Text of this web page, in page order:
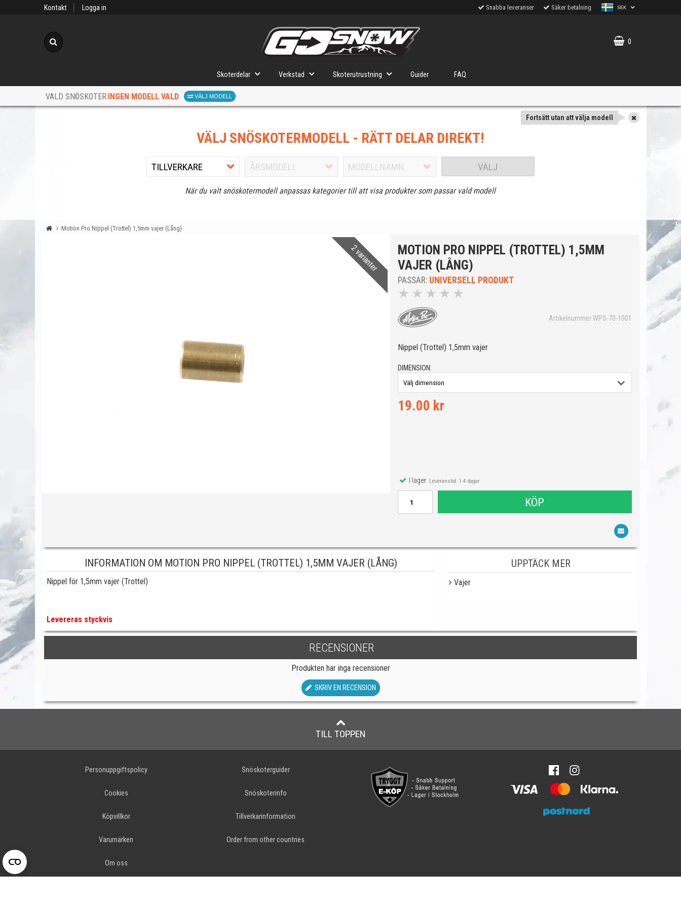
Kontakt Logga in Snabba leveranser Säker betalning SEK
0
Skoterdelar Verkstad Skoterutrustning Guider FAQ
VALD SNÖSKOTER:INGEN MODELL VALD VÄLJ MODELL
Fortsätt utan att välja modell
VÄLJ SNÖSKOTERMODELL - RÄTT DELAR DIREKT!
VÄLJ
När du valt snöskotermodell anpassas kategorier till att visa produkter som passar vald modell
Motion Pro Nippel (Trottel) 1,5mm vajer (Lång)
2 varianter
MOTION PRO NIPPEL (TROTTEL) 1,5MM
VAJER (LÅNG)
PASSAR: UNIVERSELL PRODUKT
★ ★ ★ ★ ★
Artikelnummer WPS-70-1001
Nippel (Trottel) 1,5mm vajer
DIMENSION:
19.00 kr
I lagerLeveranstid: 1-4 dagar
KÖP
INFORMATION OM MOTION PRO NIPPEL (TROTTEL) 1,5MM VAJER (LÅNG)
Nippel för 1,5mm vajer (Trottel)
Levereras styckvis
UPPTÄCK MER
Vajer
RECENSIONER
Produkten har inga recensioner
SKRIV EN RECENSION
TILL TOPPEN
Personuppgiftspolicy
Cookies
Köpvillkor
Varumärken
Om oss
Snöskoterguider
Snöskoterinfo
Tillverkarinformation
Order from other countries